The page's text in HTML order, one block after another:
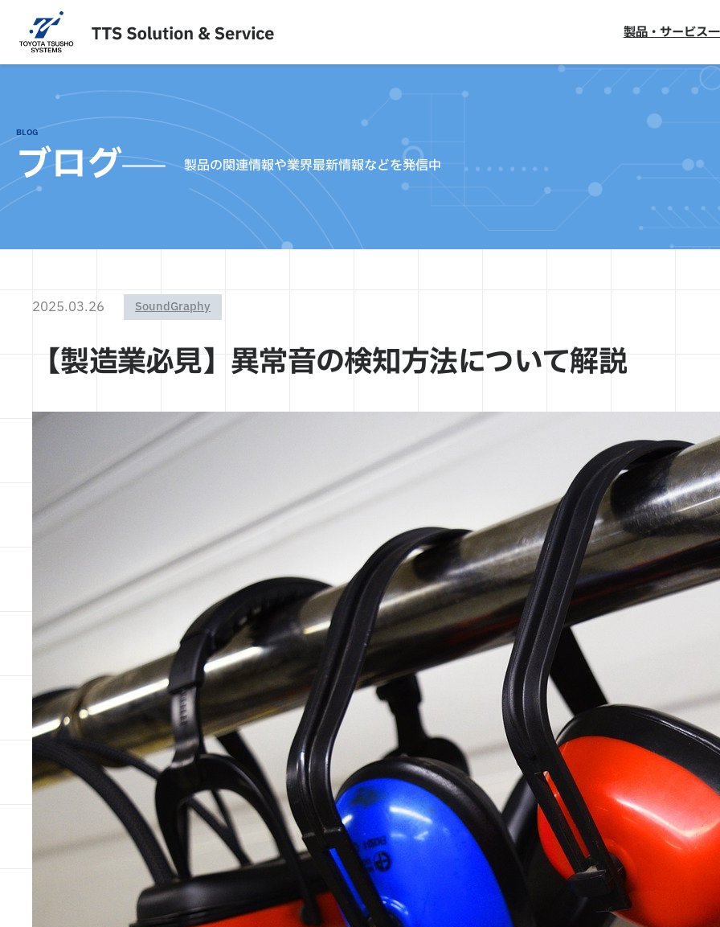
ス
製品・サービス
BLOG
ブログ 製品の関連情報や業界最新情報などを発信中
2025.03.26 SoundGraphy
【製造業必見】異常音の検知方法について解説